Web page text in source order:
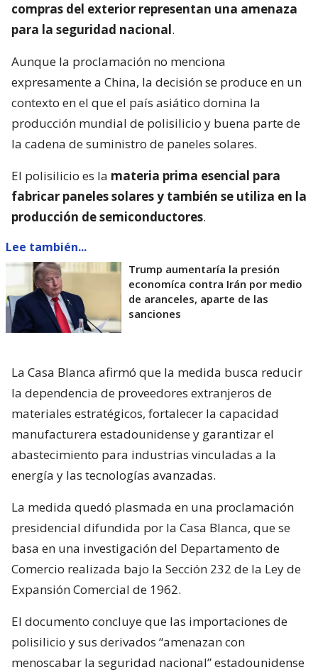
compras del exterior representan una amenaza
para la seguridad nacional.
Aunque la proclamación no menciona
expresamente a China, la decisión se produce en un
contexto en el que el país asiático domina la
producción mundial de polisilicio y buena parte de
la cadena de suministro de paneles solares.
El polisilicio es la materia prima esencial para
fabricar paneles solares y también se utiliza en la
producción de semiconductores.
Lee también...
Trump aumentaría la presión
economíca contra Irán por medio
de aranceles, aparte de las
sanciones
La Casa Blanca afirmó que la medida busca reducir
la dependencia de proveedores extranjeros de
materiales estratégicos, fortalecer la capacidad
manufacturera estadounidense y garantizar el
abastecimiento para industrias vinculadas a la
energía y las tecnologías avanzadas.
La medida quedó plasmada en una proclamación
presidencial difundida por la Casa Blanca, que se
basa en una investigación del Departamento de
Comercio realizada bajo la Sección 232 de la Ley de
Expansión Comercial de 1962.
El documento concluye que las importaciones de
polisilicio y sus derivados “amenazan con
menoscabar la seguridad nacional” estadounidense